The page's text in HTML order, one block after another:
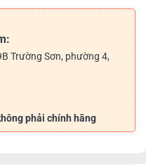
Trường Sơn, phường 4,
phải chính hãng